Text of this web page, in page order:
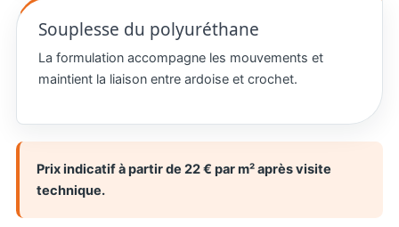
Souplesse du polyuréthane
La formulation accompagne les mouvements et
maintient la liaison entre ardoise et crochet.
Prix indicatif à partir de 22 € par m² après visite
technique.